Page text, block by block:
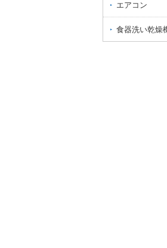
エアコン
食器洗い乾燥